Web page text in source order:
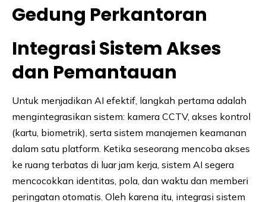
Gedung Perkantoran
Integrasi Sistem Akses
dan Pemantauan
Untuk menjadikan AI efektif, langkah pertama adalah
mengintegrasikan sistem: kamera CCTV, akses kontrol
(kartu, biometrik), serta sistem manajemen keamanan
dalam satu platform. Ketika seseorang mencoba akses
ke ruang terbatas di luar jam kerja, sistem AI segera
mencocokkan identitas, pola, dan waktu dan memberi
peringatan otomatis. Oleh karena itu, integrasi sistem